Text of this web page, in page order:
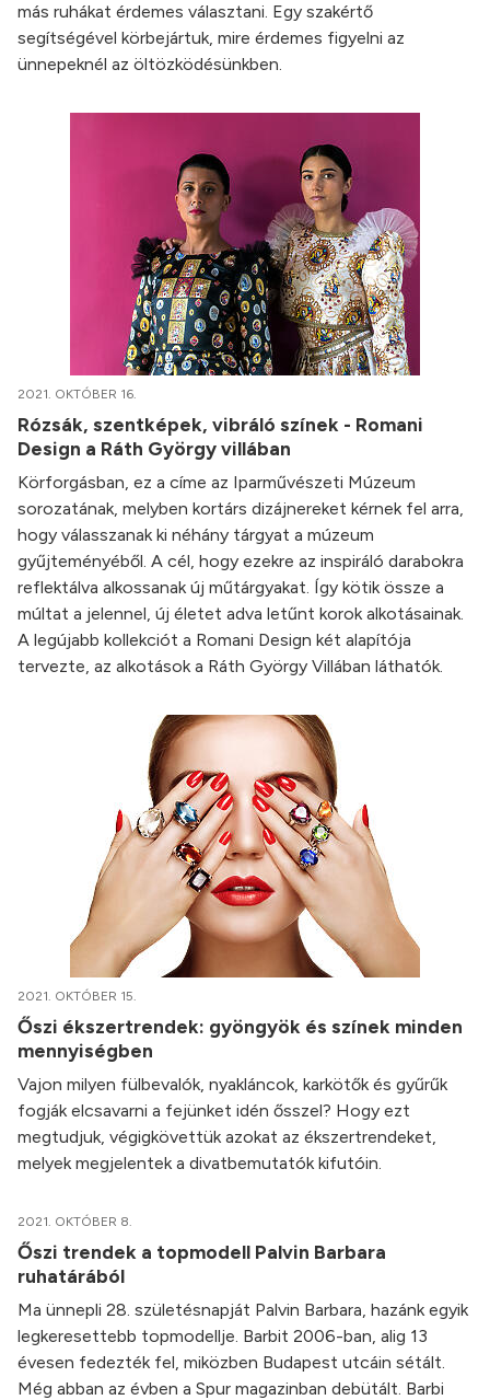
más ruhákat érdemes választani. Egy szakértő
segítségével körbejártuk, mire érdemes figyelni az
ünnepeknél az öltözködésünkben.
2021. OKTÓBER 16.
Rózsák, szentképek, vibráló színek - Romani
Design a Ráth György villában
Körforgásban, ez a címe az Iparművészeti Múzeum
sorozatának, melyben kortárs dizájnereket kérnek fel arra,
hogy válasszanak ki néhány tárgyat a múzeum
gyűjteményéből. A cél, hogy ezekre az inspiráló darabokra
reflektálva alkossanak új műtárgyakat. Így kötik össze a
múltat a jelennel, új életet adva letűnt korok alkotásainak.
A legújabb kollekciót a Romani Design két alapítója
tervezte, az alkotások a Ráth György Villában láthatók.
2021. OKTÓBER 15.
Őszi ékszertrendek: gyöngyök és színek minden
mennyiségben
Vajon milyen fülbevalók, nyakláncok, karkötők és gyűrűk
fogják elcsavarni a fejünket idén ősszel? Hogy ezt
megtudjuk, végigkövettük azokat az ékszertrendeket,
melyek megjelentek a divatbemutatók kifutóin.
2021. OKTÓBER 8.
Őszi trendek a topmodell Palvin Barbara
ruhatárából
Ma ünnepli 28. születésnapját Palvin Barbara, hazánk egyik
legkeresettebb topmodellje. Barbit 2006-ban, alig 13
évesen fedezték fel, miközben Budapest utcáin sétált.
Még abban az évben a Spur magazinban debütált. Barbi